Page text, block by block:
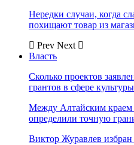
Нередки случаи, когда
похищают товар из
Prev Next
Власть
Сколько проектов
грантов в сфере культуры
Между Алтайским краем
определили точную
Виктор Журавлев